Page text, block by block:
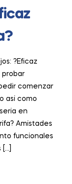
?Eficaz
probar
comenzar
asi como
en
Amistades
funcionales